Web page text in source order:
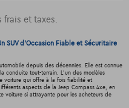
frais et taxes.
SUV d'Occasion Fiable et Sécuritaire
depuis des décennies. Elle est connue
conduite tout-terrain. L'un des modèles
voiture qui offre à la fois fiabilité et
aspects de la Jeep Compass 4xe, en
voiture si attrayante pour les acheteurs de